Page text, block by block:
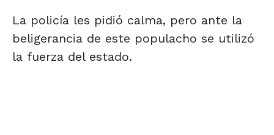
La policía les pidió calma, pero ante la
beligerancia de este populacho se utilizó
la fuerza del estado.